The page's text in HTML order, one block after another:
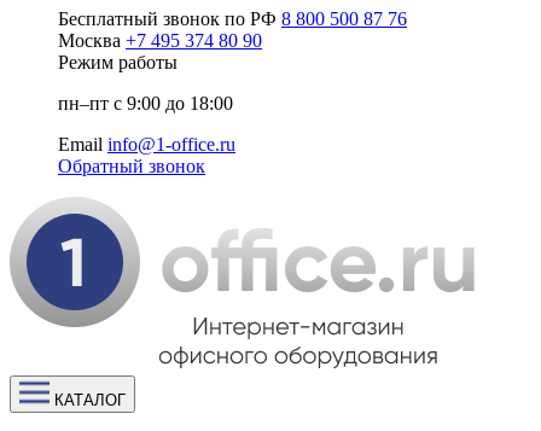
Бесплатный звонок по РФ 8 800 500 87 76
Москва +7 495 374 80 90
Режим работы
пн–пт с 9:00 до 18:00
Email info@1-office.ru
Обратный звонок
КАТАЛОГ